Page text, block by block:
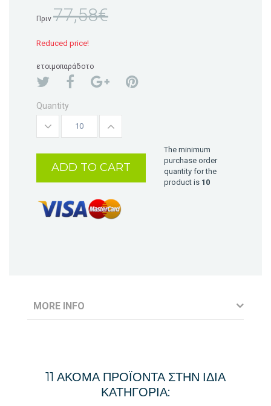
Πριν 77,58€
Reduced price!
ετοιμοπαράδοτο
Quantity
ADD TO CART
The minimum
purchase order
quantity for the
product is 10
MORE INFO
11 ΑΚΌΜΑ ΠΡΟΪΌΝΤΑ ΣΤΗΝ ΊΔΙΑ
ΚΑΤΗΓΟΡΊΑ: